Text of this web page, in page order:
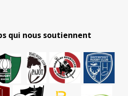
qui nous soutiennent